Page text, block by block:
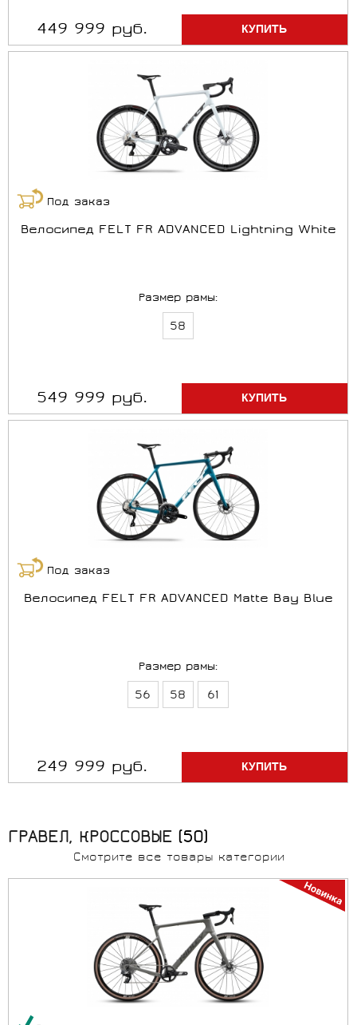
449 999 руб.
Под заказ
Велосипед FELT FR ADVANCED Lightning White
Размер рамы:
58
549 999 руб.
Под заказ
Велосипед FELT FR ADVANCED Matte Bay Blue
Размер рамы:
56 58 61
249 999 руб.
ГРАВЕЛ, КРОССОВЫЕ (50)
Смотрите все товары категории